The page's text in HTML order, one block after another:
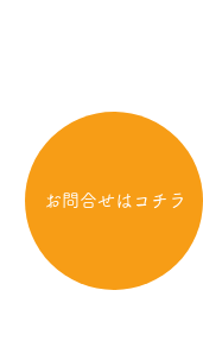
お問合せはコチラ